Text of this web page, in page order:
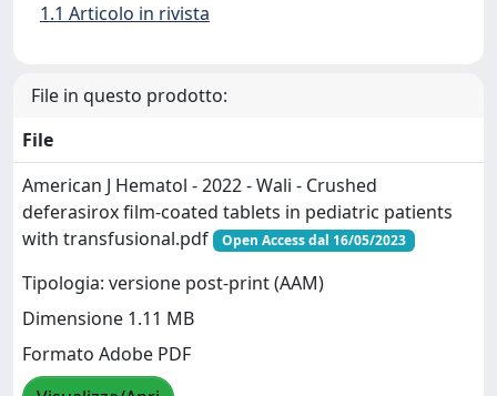
1.1 Articolo in rivista
File in questo prodotto:
File
American J Hematol - 2022 - Wali - Crushed
deferasirox film‐coated tablets in pediatric patients
with transfusional.pdf
Open Access dal 16/05/2023
Tipologia: versione post-print (AAM)
Dimensione 1.11 MB
Formato Adobe PDF